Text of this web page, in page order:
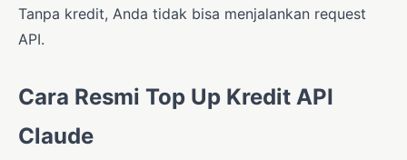
Tanpa kredit, Anda tidak bisa menjalankan request
API.
Cara Resmi Top Up Kredit API
Claude